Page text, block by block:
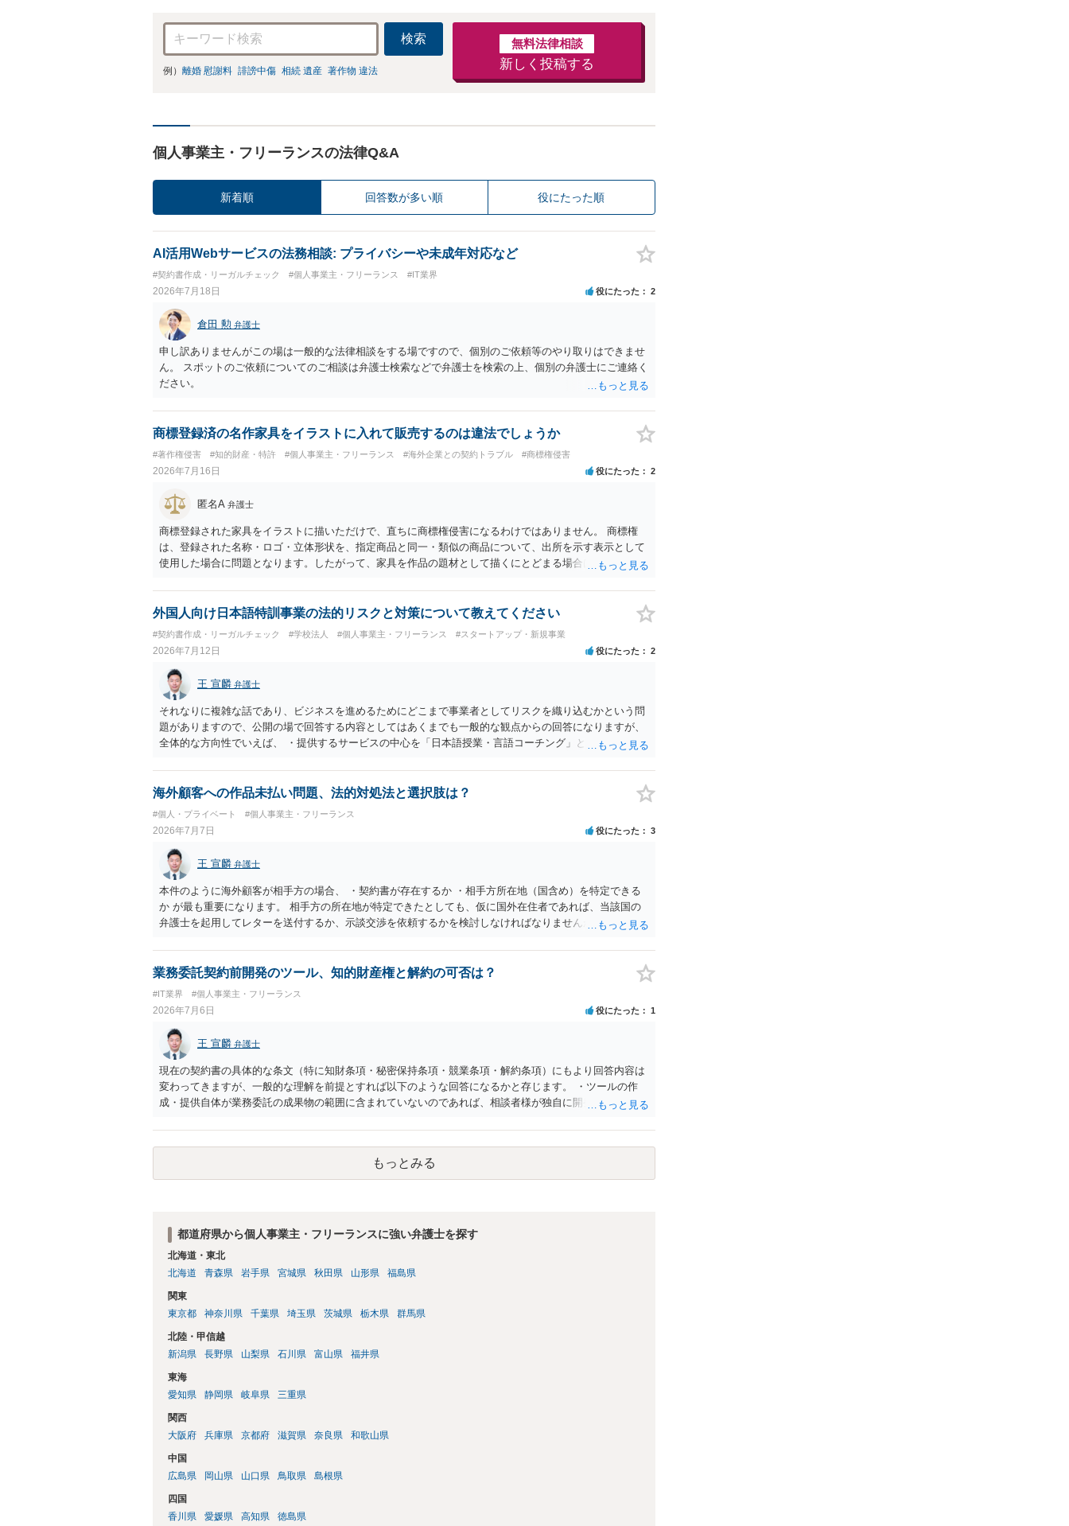
検索
例） 離婚 慰謝料 誹謗中傷 相続 遺産 著作物 違法
無料法律相談
新しく投稿する
個人事業主・フリーランスの法律Q&A
新着順 回答数が多い順 役にたった順
AI活用Webサービスの法務相談: プライバシーや未成年対応など
#契約書作成・リーガルチェック #個人事業主・フリーランス #IT業界
2026年7月18日 役にたった 2
倉田 勲 弁護士
申し訳ありませんがこの場は一般的な法律相談をする場ですので、個別のご依頼等のやり取りはできませ
ん。 スポットのご依頼についてのご相談は弁護士検索などで弁護士を検索の上、個別の弁護士にご連絡く
ださい。
商標登録済の名作家具をイラストに入れて販売するのは違法でしょうか
#著作権侵害 #知的財産・特許 #個人事業主・フリーランス #海外企業との契約トラブル #商標権侵害
2026年7月16日 役にたった 2
匿名A 弁護士
商標登録された家具をイラストに描いただけで、直ちに商標権侵害になるわけではありません。 商標権
は、登録された名称・ロゴ・立体形状を、指定商品と同一・類似の商品について、出所を示す表示として
使用した場合に問題となります。したがって、家具を作品の題材として描くにとどまる場合は、通常、商
し、公式商品やライセンス商品と誤認させる販売方法であれば、商標権や不正競争防止法上の問題が生じ
得ます。家具のデザインに著作権が認められる場合は、著作権も別途問題となります。 無料のSNS投稿や
しているかが重要です。 また、日本の商標権は原則として日本国内にのみ効力を持ちます。外国で販売す
る場合は、販売国の商標・意匠等を確認する必要があります。 他の作家の例は、許諾を得ている、権利が
消滅している、侵害に当たらない、又は単に権利行使されていないなど、様々な可能性があります。他人
が販売していることだけでは、適法とは判断できません。
外国人向け日本語特訓事業の法的リスクと対策について教えてください
#契約書作成・リーガルチェック #学校法人 #個人事業主・フリーランス #スタートアップ・新規事業
2026年7月12日 役にたった 2
王 宣麟 弁護士
それなりに複雑な話であり、ビジネスを進めるためにどこまで事業者としてリスクを織り込むかという問
題がありますので、公開の場で回答する内容としてはあくまでも一般的な観点からの回答になりますが、
全体的な方向性でいえば、 ・提供するサービスの中心を「日本語授業・言語コーチング」と明確に位置付
流・学習機会として整理すること。 ・宿泊・交通・レンタカー等の契約主体および支払は常にクライアン
ト本人と事業者の間で完結させ、日本語講師は予約手続や支払の代理・媒介・取次・窓口を担わないこ
立場であること、②参加者の移動・アクティビティ参加は自己の判断と責任によること、③講師の故意・
重大な過失を除く範囲で事故等についての責任を限定することを明示すること。 この辺りは意識して書類
等を作成された方がよろしいかと思います。 公開の場で個別具体的な内容に従って回答するのにも限界が
ありますので、資料などを持参の上、弁護士の相談されることをお勧めします。
海外顧客への作品未払い問題、法的対処法と選択肢は？
#個人・プライベート #個人事業主・フリーランス
2026年7月7日 役にたった 3
王 宣麟 弁護士
本件のように海外顧客が相手方の場合、 ・契約書が存在するか ・相手方所在地（国含め）を特定できる
か が最も重要になります。 相手方の所在地が特定できたとしても、仮に国外在住者であれば、当該国の
弁護士を起用してレターを送付するか、示談交渉を依頼するかを検討しなければなりませんが、海外弁護
で詳細なご相談を聞くには限界がありますので、詳細は別途お問合せいただいた方がよいかと存じます。
業務委託契約前開発のツール、知的財産権と解約の可否は？
#IT業界 #個人事業主・フリーランス
2026年7月6日 役にたった 1
王 宣麟 弁護士
現在の契約書の具体的な条文（特に知財条項・秘密保持条項・競業条項・解約条項）にもより回答内容は
変わってきますが、一般的な理解を前提とすれば以下のような回答になるかと存じます。 ・ツールの作
成・提供自体が業務委託の成果物の範囲に含まれていないのであれば、相談者様が独自に開発したツール
とも可能。ただし合意解除する場合の条項については、契約書上の他の条項との兼ね合いで不利にならな
いよう調整が必要 ・契約を残す場合は、競業避止義務が契約上課されているのであれば、同業に納品する
ことが難しくなるケースもある。他方で契約終了後であっても「●年間、競業避止義務が存続する」とい
う建付けになっている場合は、契約終了後であっても注意が必要 ということになるかと存じます。 ご不
もっとみる
都道府県から個人事業主・フリーランスに強い弁護士を探す
北海道・東北
北海道
青森県 岩手県 宮城県 秋田県 山形県 福島県
関東
東京都
神奈川県 千葉県 埼玉県 茨城県 栃木県 群馬県
北陸・甲信越
新潟県
長野県 山梨県 石川県 富山県 福井県
東海
愛知県
静岡県 岐阜県 三重県
関西
大阪府
兵庫県 京都府 滋賀県 奈良県 和歌山県
中国
広島県
岡山県 山口県 鳥取県 島根県
四国
香川県
愛媛県 高知県 徳島県